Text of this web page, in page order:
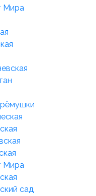
Мира
Мира
сад